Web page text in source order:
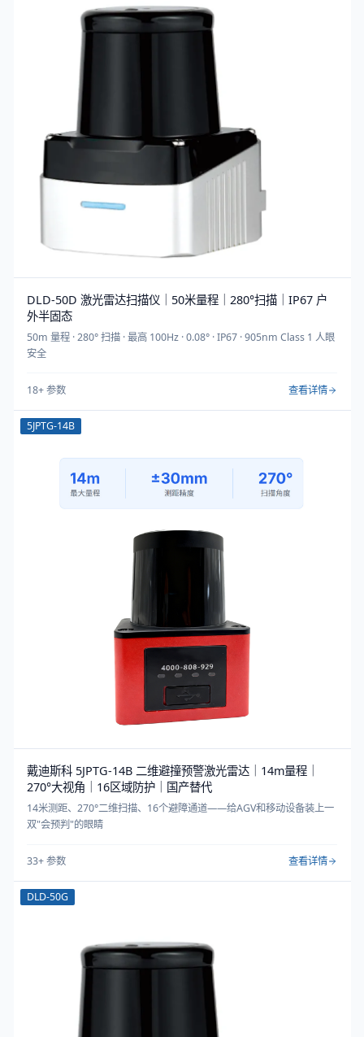
DLD-50D 激光雷达扫描仪｜50米量程｜280°扫描｜IP67 户
外半固态
50m 量程 · 280° 扫描 · 最高 100Hz · 0.08° · IP67 · 905nm Class 1 人眼
安全
18+ 参数 查看详情
5JPTG-14B
戴迪斯科 5JPTG-14B 二维避撞预警激光雷达｜14m量程｜
270°大视角｜16区域防护｜国产替代
14米测距、270°二维扫描、16个避障通道——给AGV和移动设备装上一
双"会预判"的眼睛
33+ 参数 查看详情
DLD-50G